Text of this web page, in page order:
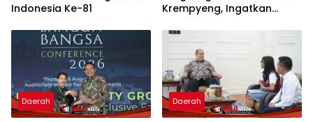
Indonesia Ke-81
Krempyeng, Ingatkan
Panjang
Daerah Daerah